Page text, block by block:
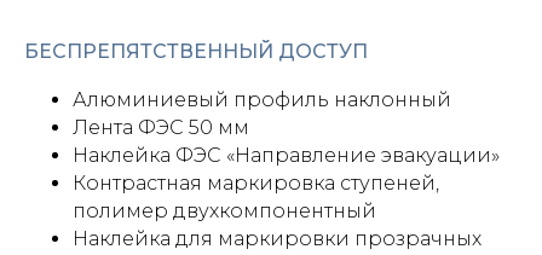
БЕСПРЕПЯТСТВЕННЫЙ ДОСТУП
Алюминиевый профиль наклонный
Лента ФЭС 50 мм
Наклейка ФЭС «Направление эвакуации»
Контрастная маркировка ступеней,
полимер двухкомпонентный
Наклейка для маркировки прозрачных